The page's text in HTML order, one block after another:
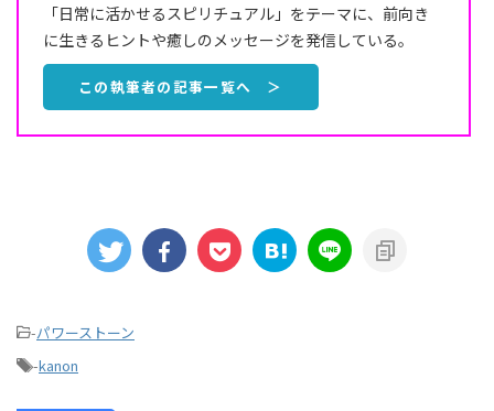
「日常に活かせるスピリチュアル」をテーマに、前向き
に生きるヒントや癒しのメッセージを発信している。
この執筆者の記事一覧へ ＞
-パワーストーン
-kanon